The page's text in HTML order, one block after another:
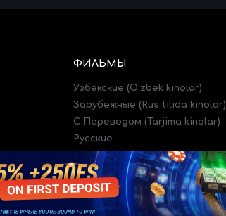
ФИЛЬМЫ
Узбекские (O'zbek kinolar)
Зарубежные (Rus tilida kinolar)
C Переводом (Tarjima kinolar)
Русские
Трейлеры (Treylerlar)